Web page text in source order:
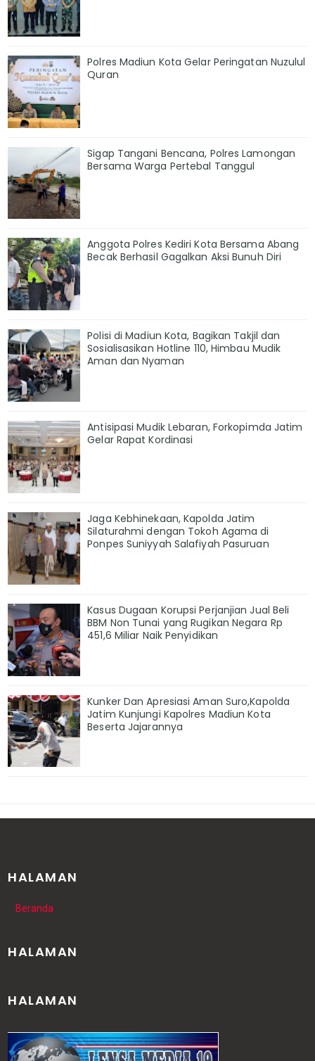
Polres Madiun Kota Gelar Peringatan Nuzulul
Quran
Sigap Tangani Bencana, Polres Lamongan
Bersama Warga Pertebal Tanggul
Anggota Polres Kediri Kota Bersama Abang
Becak Berhasil Gagalkan Aksi Bunuh Diri
Polisi di Madiun Kota, Bagikan Takjil dan
Sosialisasikan Hotline 110, Himbau Mudik
Aman dan Nyaman
Antisipasi Mudik Lebaran, Forkopimda Jatim
Gelar Rapat Kordinasi
Jaga Kebhinekaan, Kapolda Jatim
Silaturahmi dengan Tokoh Agama di
Ponpes Suniyyah Salafiyah Pasuruan
Kasus Dugaan Korupsi Perjanjian Jual Beli
BBM Non Tunai yang Rugikan Negara Rp
451,6 Miliar Naik Penyidikan
Kunker Dan Apresiasi Aman Suro,Kapolda
Jatim Kunjungi Kapolres Madiun Kota
Beserta Jajarannya
HALAMAN
Beranda
HALAMAN
HALAMAN